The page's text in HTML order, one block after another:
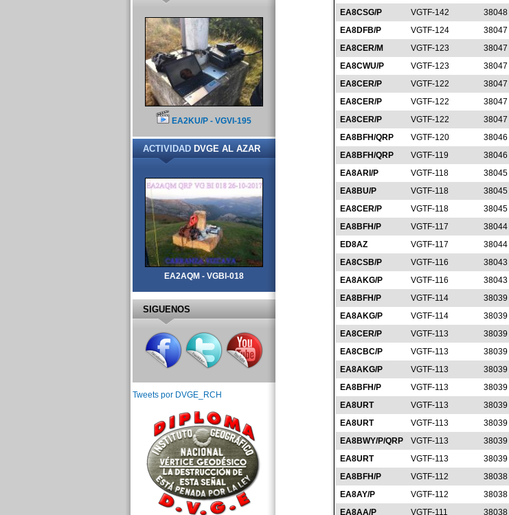
EA8CSG/P
VGTF-142 38048
EA8DFB/P
VGTF-124 38047
EA8CER/M
VGTF-123 38047
EA8CWU/P
VGTF-123 38047
EA8CER/P
VGTF-122 38047
EA8CER/P
VGTF-122 38047
EA8CER/P
VGTF-122 38047
EA8BFH/QRP
VGTF-120 38046
EA8BFH/QRP
VGTF-119 38046
EA8ARI/P
VGTF-118 38045
EA8BU/P
VGTF-118 38045
EA8CER/P
VGTF-118 38045
EA8BFH/P
VGTF-117 38044
ED8AZ
VGTF-117 38044
EA8CSB/P
VGTF-116 38043
EA8AKG/P
VGTF-116 38043
EA8BFH/P
VGTF-114 38039
EA8AKG/P
VGTF-114 38039
EA8CER/P
VGTF-113 38039
EA8CBC/P
VGTF-113 38039
EA8AKG/P
VGTF-113 38039
EA8BFH/P
VGTF-113 38039
EA8URT
VGTF-113 38039
EA8URT
VGTF-113 38039
EA8BWY/P/QRP
VGTF-113 38039
EA8URT
VGTF-113 38039
EA8BFH/P
VGTF-112 38038
EA8AY/P
VGTF-112 38038
EA8AA/P
VGTF-111 38038
EA2KU/P - VGVI-195
ACTIVIDADDVGE AL AZAR
EA2AQM - VGBI-018
SIGUENOS
Tweets por DVGE_RCH